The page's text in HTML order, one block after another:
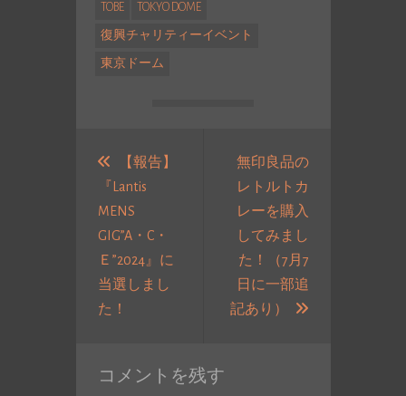
TOBE TOKYO DOME
復興チャリティーイベント
東京ドーム
【報告】
『Lantis
MENS
GIG”A・C・
Ｅ”2024』に
当選しまし
た！
投
無印良品の
レトルトカ
レーを購入
してみまし
た！（7月7
日に一部追
記あり）
次
コメントを残す